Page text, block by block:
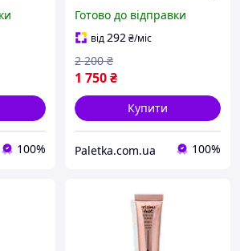
100%
Готово до відправки
від292₴/міс
1 750₴
2 200 ₴
Купити
Paletka.com.ua 100%